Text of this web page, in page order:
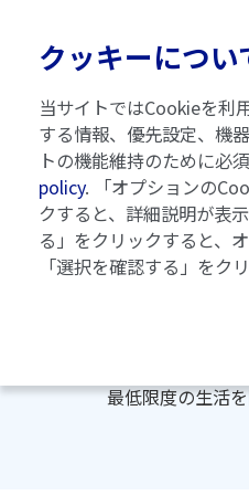
知っておくと役に
生活保
最低限度の生活
クッキーについ
当サイトではCookieを利
する情報、優先設定、機
トの機能維持のために必
policy. 「オプションの
クすると、詳細説明が表
る」をクリックすると、
「選択を確認する」をク